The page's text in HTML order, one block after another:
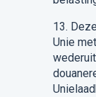
13.
Unie